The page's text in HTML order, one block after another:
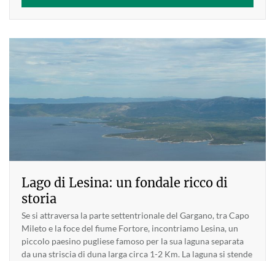
Lago di Lesina: un fondale ricco di
storia
Se si attraversa la parte settentrionale del Gargano, tra Capo
Mileto e la foce del fiume Fortore, incontriamo Lesina, un
piccolo paesino pugliese famoso per la sua laguna separata
da una striscia di duna larga circa 1-2 Km. La laguna si stende